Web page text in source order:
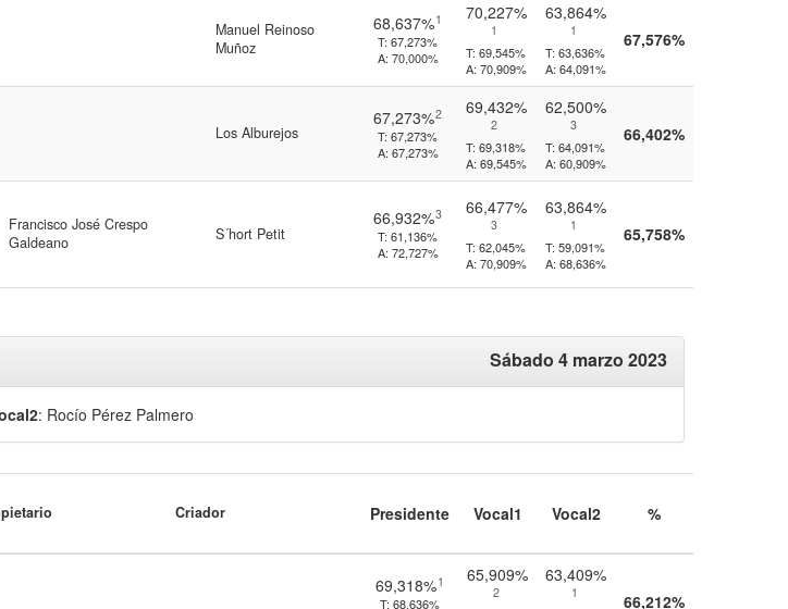
Manuel Reinoso
Muñoz
68,637%1
T: 67,273%
A: 70,000%
70,227%
1
T: 69,545%
A: 70,909%
63,864%
1
T: 63,636%
A: 64,091%
67,576%
Los Alburejos
67,273%2
T: 67,273%
A: 67,273%
69,432%
2
T: 69,318%
A: 69,545%
62,500%
3
T: 64,091%
A: 60,909%
66,402%
Francisco José Crespo
Galdeano
S´hort Petit
66,932%3
T: 61,136%
A: 72,727%
66,477%
3
T: 62,045%
A: 70,909%
63,864%
1
T: 59,091%
A: 68,636%
65,758%
Sábado 4 marzo 2023
: Rocío Pérez Palmero
Criador Presidente Vocal1 Vocal2 %
69,318%1
T: 68,636%
65,909%
2
63,409%
1 66,212%